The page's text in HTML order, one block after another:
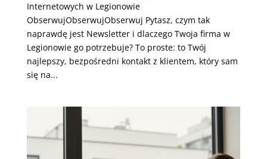
Internetowych w Legionowie
ObserwujObserwujObserwuj Pytasz, czym tak
naprawdę jest Newsletter i dlaczego Twoja firma w
Legionowie go potrzebuje? To proste: to Twój
najlepszy, bezpośredni kontakt z klientem, który sam
się na...